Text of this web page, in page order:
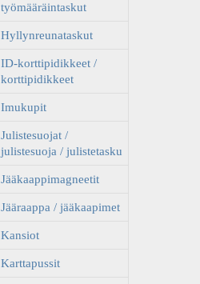
työmääräintaskut
Hyllynreunataskut
ID-korttipidikkeet /
korttipidikkeet
Imukupit
Julistesuojat /
julistesuoja / julistetasku
Jääkaappimagneetit
Jääraappa / jääkaapimet
Kansiot
Karttapussit